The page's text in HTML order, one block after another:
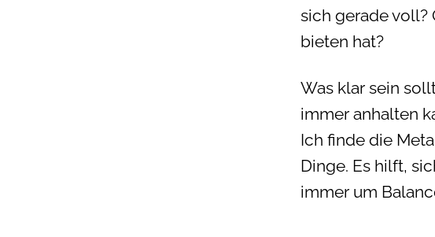
sich gerade voll?
bieten hat?
Was klar sein
immer anhalten
Ich finde die
Dinge. Es hilft,
immer um